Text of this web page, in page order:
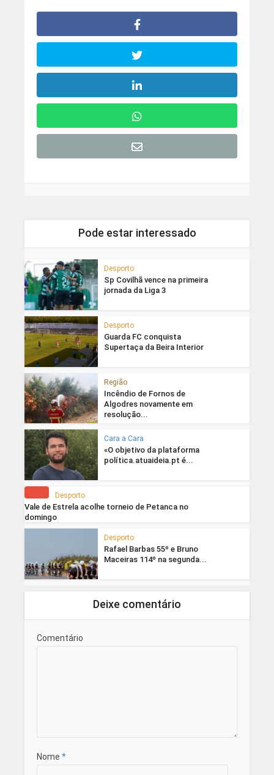
Pode estar interessado
Desporto
Sp Covilhã vence na primeira
jornada da Liga 3
Desporto
Guarda FC conquista
Supertaça da Beira Interior
Região
Incêndio de Fornos de
Algodres novamente em
resolução...
Cara a Cara
«O objetivo da plataforma
política.atuaideia.pt é...
Desporto
Vale de Estrela acolhe torneio de Petanca no
domingo
Desporto
Rafael Barbas 55º e Bruno
Maceiras 114º na segunda...
Deixe comentário
Comentário
Nome *